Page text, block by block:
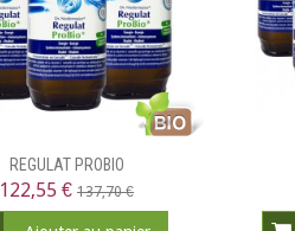
REGULAT PROBIO
122,55 € 137,70 €